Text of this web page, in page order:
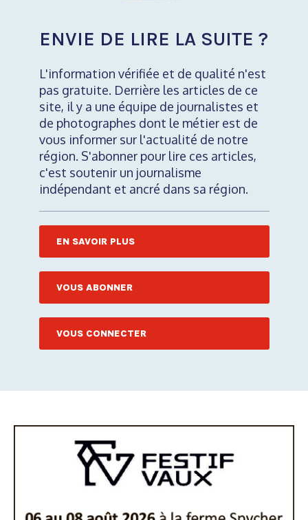
ENVIE DE LIRE LA SUITE ?
L'information vérifiée et de qualité n'est
pas gratuite. Derrière les articles de ce
site, il y a une équipe de journalistes et
de photographes dont le métier est de
vous informer sur l'actualité de notre
région. S'abonner pour lire ces articles,
c'est soutenir un journalisme
indépendant et ancré dans sa région.
EN SAVOIR PLUS
VOUS ABONNER
VOUS CONNECTER